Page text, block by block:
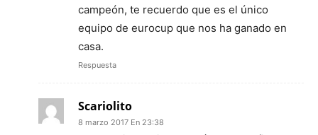
campeón, te recuerdo que es el único
equipo de eurocup que nos ha ganado en
casa.
Respuesta
Scariolito
8 marzo 2017 En 23:38